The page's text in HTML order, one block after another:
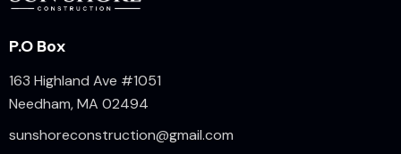
P.O Box
163 Highland Ave #1051
Needham, MA 02494
sunshoreconstruction@gmail.com